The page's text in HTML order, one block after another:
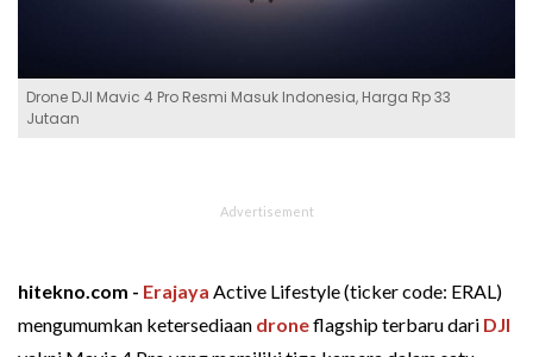
Drone DJI Mavic 4 Pro Resmi Masuk Indonesia, Harga Rp 33
Jutaan
hitekno.com - Erajaya Active Lifestyle (ticker code: ERAL)
mengumumkan ketersediaan droneflagship terbaru dari DJI